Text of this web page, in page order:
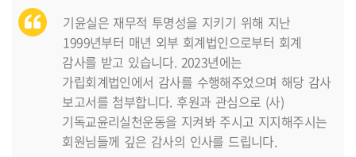
기윤실은 재무적 투명성을 지키기 위해 지난
1999년부터 매년 외부 회계법인으로부터 회계
감사를 받고 있습니다. 2023년에는
가립회계법인에서 감사를 수행해주었으며 해당 감사
보고서를 첨부합니다. 후원과 관심으로 (사)
기독교윤리실천운동을 지켜봐 주시고 지지해주시는
회원님들께 깊은 감사의 인사를 드립니다.